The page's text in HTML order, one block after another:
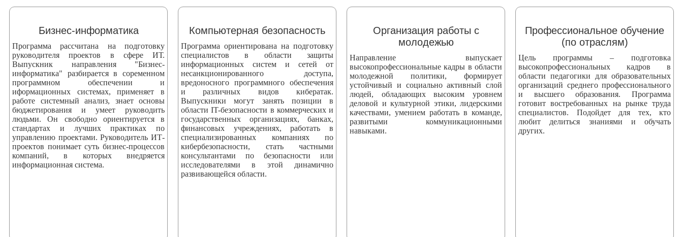
Бизнес-информатика
Программа рассчитана на подготовку
руководителя проектов в сфере ИТ.
Выпускник направления "Бизнес-
информатика" разбирается в соременном
программном обеспечении и
иформационных системах, применяет в
работе системный анализ, знает основы
бюджетирования и умеет руководить
людьми. Он свободно ориентируется в
стандартах и лучших практиках по
управлению проектами. Руководитель ИТ-
проектов понимает суть бизнес-процессов
компаний, в которых внедряется
информационная система.
Компьютерная безопасность
Программа ориентирована на подготовку
специалистов в области защиты
информационных систем и сетей от
несанкционированного доступа,
вредоносного программного обеспечения
и различных видов кибератак.
Выпускники могут занять позиции в
области IT-безопасности в коммерческих и
государственных организациях, банках,
финансовых учреждениях, работать в
специализированных компаниях по
кибербезопасности, стать частными
консультантами по безопасности или
исследователями в этой динамично
развивающейся области.
Организация работы с
молодежью
Направление выпускает
высокопрофессиональные кадры в области
молодежной политики, формирует
устойчивый и социально активный слой
людей, обладающих высоким уровнем
деловой и культурной этики, лидерскими
качествами, умением работать в команде,
развитыми коммуникационными
навыками.
Профессиональное обучение
(по отраслям)
Цель программы – подготовка
высокопрофессиональных кадров в
области педагогики для образовательных
организаций среднего профессионального
и высшего образования. Программа
готовит востребованных на рынке труда
специалистов. Подойдет для тех, кто
любит делиться знаниями и обучать
других.